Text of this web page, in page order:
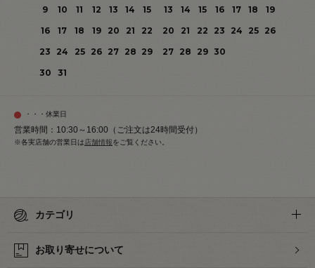
9
10 11 12 13 14
15
16
17 18 19 20 21
22
23
24 25 26 27 28 29
30
31
13
14 15 16 17 18
19
20
21 22 23 24 25
26
27 28 29 30
・・・休業日
営業時間：10:30～16:00（ご注文は24時間受付）
※各実店舗の営業日は店舗情報をご覧ください。
カテゴリ
お取り寄せについて